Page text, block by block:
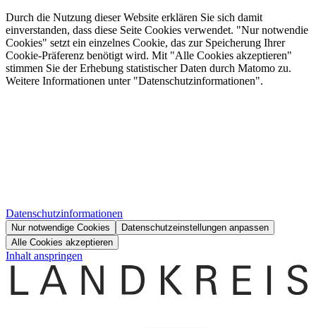
Durch die Nutzung dieser Website erklären Sie sich damit
einverstanden, dass diese Seite Cookies verwendet. "Nur notwendie
Cookies" setzt ein einzelnes Cookie, das zur Speicherung Ihrer
Cookie-Präferenz benötigt wird. Mit "Alle Cookies akzeptieren"
stimmen Sie der Erhebung statistischer Daten durch Matomo zu.
Weitere Informationen unter "Datenschutzinformationen".
Datenschutzinformationen
Nur notwendige Cookies
Datenschutzeinstellungen anpassen
Alle Cookies akzeptieren
Inhalt anspringen